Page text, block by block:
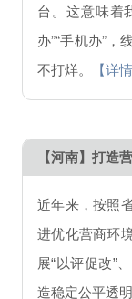
台。这意味着
办”“手机办”
不打烊。
【详情
【河南】打造
近年来，按照
进优化营商环
展“以评促改”
造稳定公平透